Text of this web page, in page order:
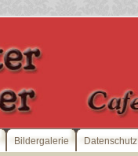
Bildergalerie Datenschutz